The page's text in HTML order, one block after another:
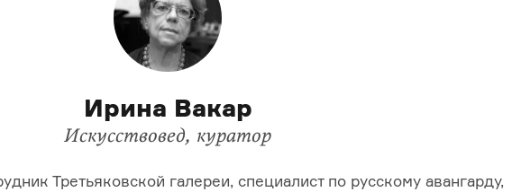
Ирина Вакар
Искусствовед, куратор
Третьяковской галереи, специалист по русскому авангарду,